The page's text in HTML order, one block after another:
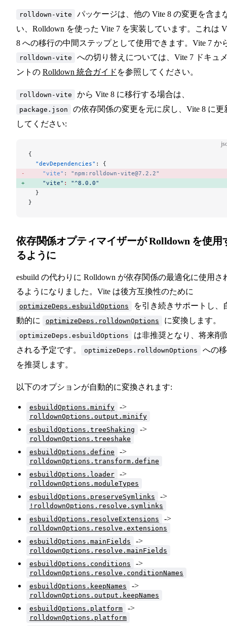
rolldown-vite
パッケージは、他の Vite 8 の変更を含ま
い、Rolldown を使った Vite 7 を実装しています。これは
8 への移行の中間ステップとして使用できます。Vite 7 か
rolldown-vite
への切り替えについては、Vite 7 ドキュ
ントの Rolldown 統合ガイド を参照してください。
rolldown-vite から Vite 8 に移行する場合は、
package.json
の依存関係の変更を元に戻し、Vite 8 に更
してください:
{
  "devDependencies"
: {
    "vite"
: "npm:rolldown-vite@7.2.2"
    "vite"
:
"^8.0.0"
  }
}
依存関係オプティマイザーが Rolldown を使用
るように
esbuild の代わりに Rolldown が依存関係の最適化に使用さ
るようになりました。Vite は後方互換性のために
optimizeDeps.esbuildOptions
を引き続きサポートし、
動的に
optimizeDeps.rolldownOptions に変換します。
optimizeDeps.esbuildOptions
は非推奨となり、将来削
される予定です。
optimizeDeps.rolldownOptions
への
を推奨します。
以下のオプションが自動的に変換されます:
esbuildOptions.minify ->
rolldownOptions.output.minify
esbuildOptions.treeShaking
->
rolldownOptions.treeshake
esbuildOptions.define
->
rolldownOptions.transform.define
esbuildOptions.loader
->
rolldownOptions.moduleTypes
esbuildOptions.preserveSymlinks
->
!rolldownOptions.resolve.symlinks
esbuildOptions.resolveExtensions
->
rolldownOptions.resolve.extensions
esbuildOptions.mainFields
->
rolldownOptions.resolve.mainFields
esbuildOptions.conditions
->
rolldownOptions.resolve.conditionNames
esbuildOptions.keepNames
->
rolldownOptions.output.keepNames
esbuildOptions.platform
->
rolldownOptions.platform